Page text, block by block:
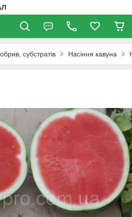
субстратів Насіння кавуна